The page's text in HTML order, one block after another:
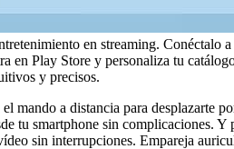
en streaming.
en Play Store y personaliza tu
y precisos.
a distancia para desplazarte
tu smartphone sin complicaciones. Y
sin interrupciones. Empareja